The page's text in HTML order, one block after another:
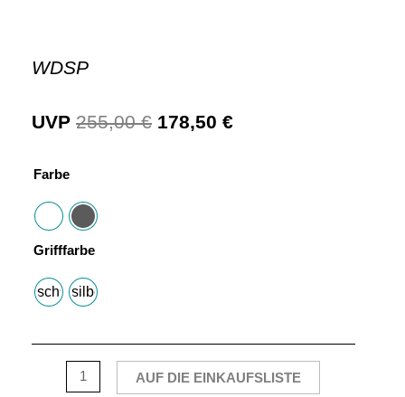
WDSP
UVP 255,00€ 178,50 €
Farbe
Grifffarbe
schwarz
silber
AUF DIE EINKAUFSLISTE